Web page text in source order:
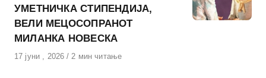
УМЕТНИЧКА СТИПЕНДИЈА,
ВЕЛИ МЕЦОСОПРАНОТ
МИЛАНКА НОВЕСКА
Објавено
17 јуни , 2026 2 мин читање